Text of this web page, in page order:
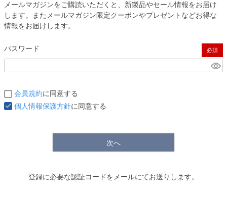
メールマガジンをご購読いただくと、新製品やセール情報をお届け
します。またメールマガジン限定クーポンやプレゼントなどお得な
情報をお届けします。
パスワード
(必須)
会員規約に同意する
個人情報保護方針に同意する
次へ
登録に必要な認証コードをメールにてお送りします。